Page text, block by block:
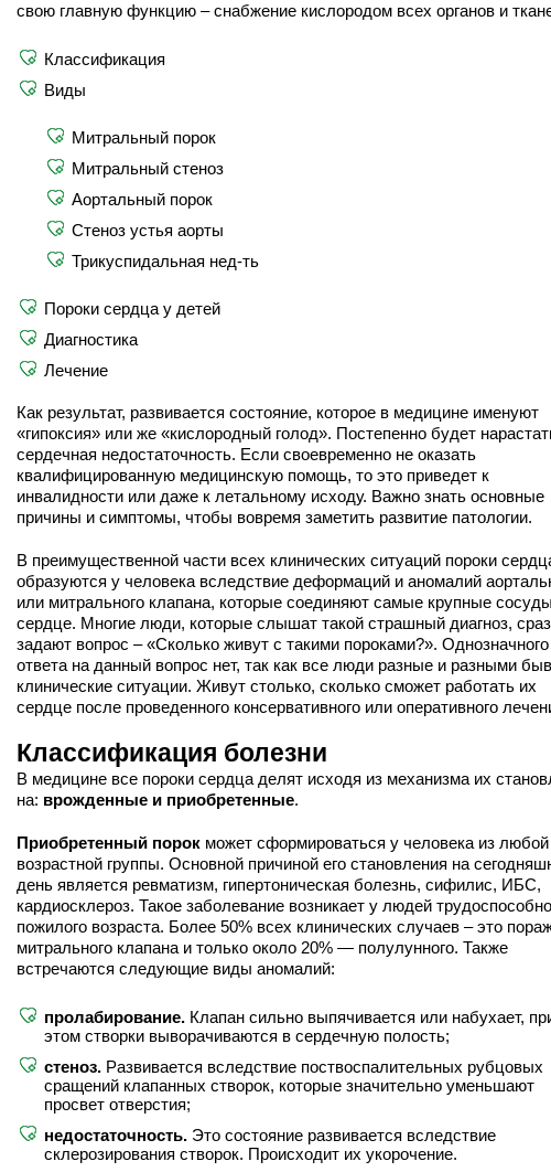
свою главную функцию – снабжение кислородом всех органов и
Классификация
Виды
Митральный порок
Митральный стеноз
Аортальный порок
Стеноз устья аорты
Трикуспидальная нед-ть
Пороки сердца у детей
Диагностика
Лечение
Как результат, развивается состояние, которое в медицине именуют
«гипоксия» или же «кислородный голод». Постепенно будет
сердечная недостаточность. Если своевременно не оказать
квалифицированную медицинскую помощь, то это приведет к
инвалидности или даже к летальному исходу. Важно знать основные
причины и симптомы, чтобы вовремя заметить развитие патологии.
В преимущественной части всех клинических ситуаций пороки
образуются у человека вследствие деформаций и аномалий
или митрального клапана, которые соединяют самые крупные
сердце. Многие люди, которые слышат такой страшный диагноз,
задают вопрос – «Сколько живут с такими пороками?». Однозначного
ответа на данный вопрос нет, так как все люди разные и разными
клинические ситуации. Живут столько, сколько сможет работать их
сердце после проведенного консервативного или оперативного
Классификация болезни
В медицине все пороки сердца делят исходя из механизма их
на: врожденные и приобретенные.
Приобретенный порок может сформироваться у человека из любой
возрастной группы. Основной причиной его становления на
день является ревматизм, гипертоническая болезнь, сифилис, ИБС,
кардиосклероз. Такое заболевание возникает у людей
пожилого возраста. Более 50% всех клинических случаев – это
митрального клапана и только около 20% — полулунного. Также
встречаются следующие виды аномалий:
пролабирование. Клапан сильно выпячивается или набухает,
этом створки выворачиваются в сердечную полость;
стеноз. Развивается вследствие поствоспалительных рубцовых
сращений клапанных створок, которые значительно уменьшают
просвет отверстия;
недостаточность. Это состояние развивается вследствие
склерозирования створок. Происходит их укорочение.